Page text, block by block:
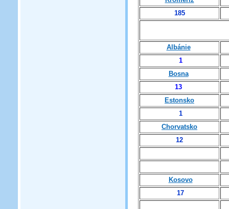
185
Albánie
1
Bosna
13
Estonsko
1
Chorvatsko
12
Kosovo
17